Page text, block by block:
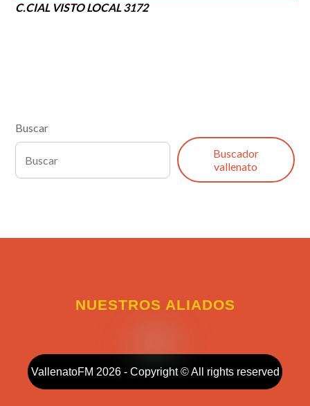
C.CIAL VISTO LOCAL 3172
Buscar
Buscador
vallenato
NUESTROS ALIADOS
VallenatoFM 2026 - Copyright © All rights reserved